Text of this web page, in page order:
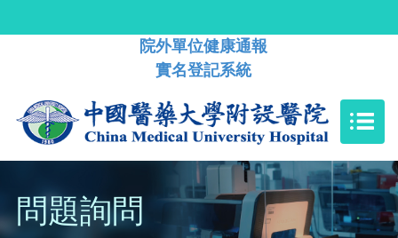
院外單位健康通報
實名登記系統
問題詢問